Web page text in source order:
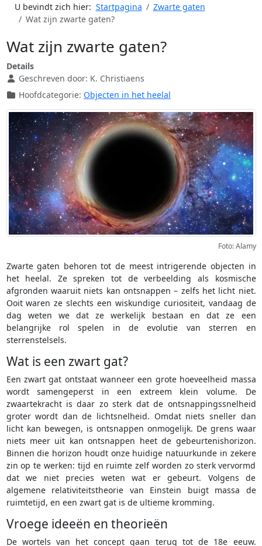
U bevindt zich hier: Startpagina
Zwarte gaten
Wat zijn zwarte gaten?
Wat zijn zwarte gaten?
Details
Geschreven door: K. Christiaens
Hoofdcategorie: Objecten in het heelal
Foto: Alamy
Zwarte gaten behoren tot de meest intrigerende objecten in
het heelal. Ze spreken tot de verbeelding als kosmische
afgronden waaruit niets kan ontsnappen – zelfs het licht niet.
Ooit waren ze slechts een wiskundige curiositeit, vandaag de
dag weten we dat ze werkelijk bestaan en dat ze een
belangrijke rol spelen in de evolutie van sterren en
sterrenstelsels.
Wat is een zwart gat?
Een zwart gat ontstaat wanneer een grote hoeveelheid massa
wordt samengeperst in een extreem klein volume. De
zwaartekracht is daar zo sterk dat de ontsnappingssnelheid
groter wordt dan de lichtsnelheid. Omdat niets sneller dan
licht kan bewegen, is ontsnappen onmogelijk. De grens waar
niets meer uit kan ontsnappen heet de gebeurtenishorizon.
Binnen die horizon houdt onze huidige natuurkunde in zekere
zin op te werken: tijd en ruimte zelf worden zo sterk vervormd
dat we niet precies weten wat er gebeurt. Volgens de
algemene relativiteitstheorie van Einstein buigt massa de
ruimtetijd, en een zwart gat is de ultieme kromming.
Vroege ideeën en theorieën
De wortels van het concept gaan terug tot de 18e eeuw.